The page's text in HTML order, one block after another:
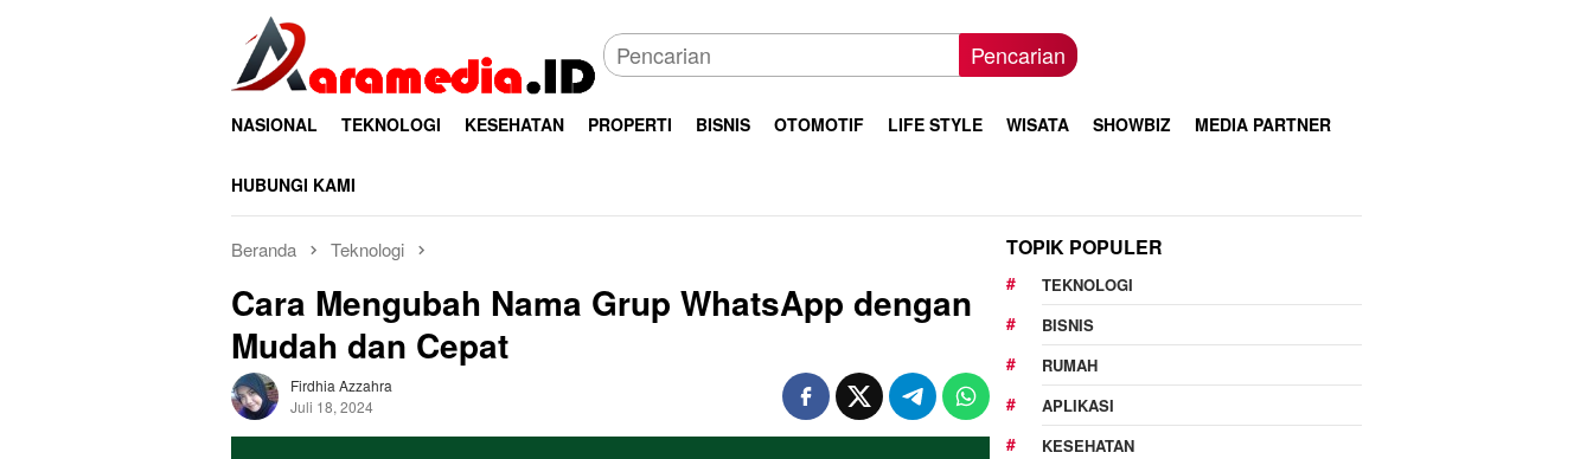
Pencarian
NASIONAL TEKNOLOGI KESEHATAN PROPERTI BISNIS OTOMOTIF LIFE STYLE WISATA SHOWBIZ MEDIA PARTNER
HUBUNGI KAMI
Beranda Teknologi
Cara Mengubah Nama Grup WhatsApp dengan
Mudah dan Cepat
Firdhia Azzahra
Juli 18, 2024
TOPIK POPULER
TEKNOLOGI
BISNIS
RUMAH
APLIKASI
KESEHATAN